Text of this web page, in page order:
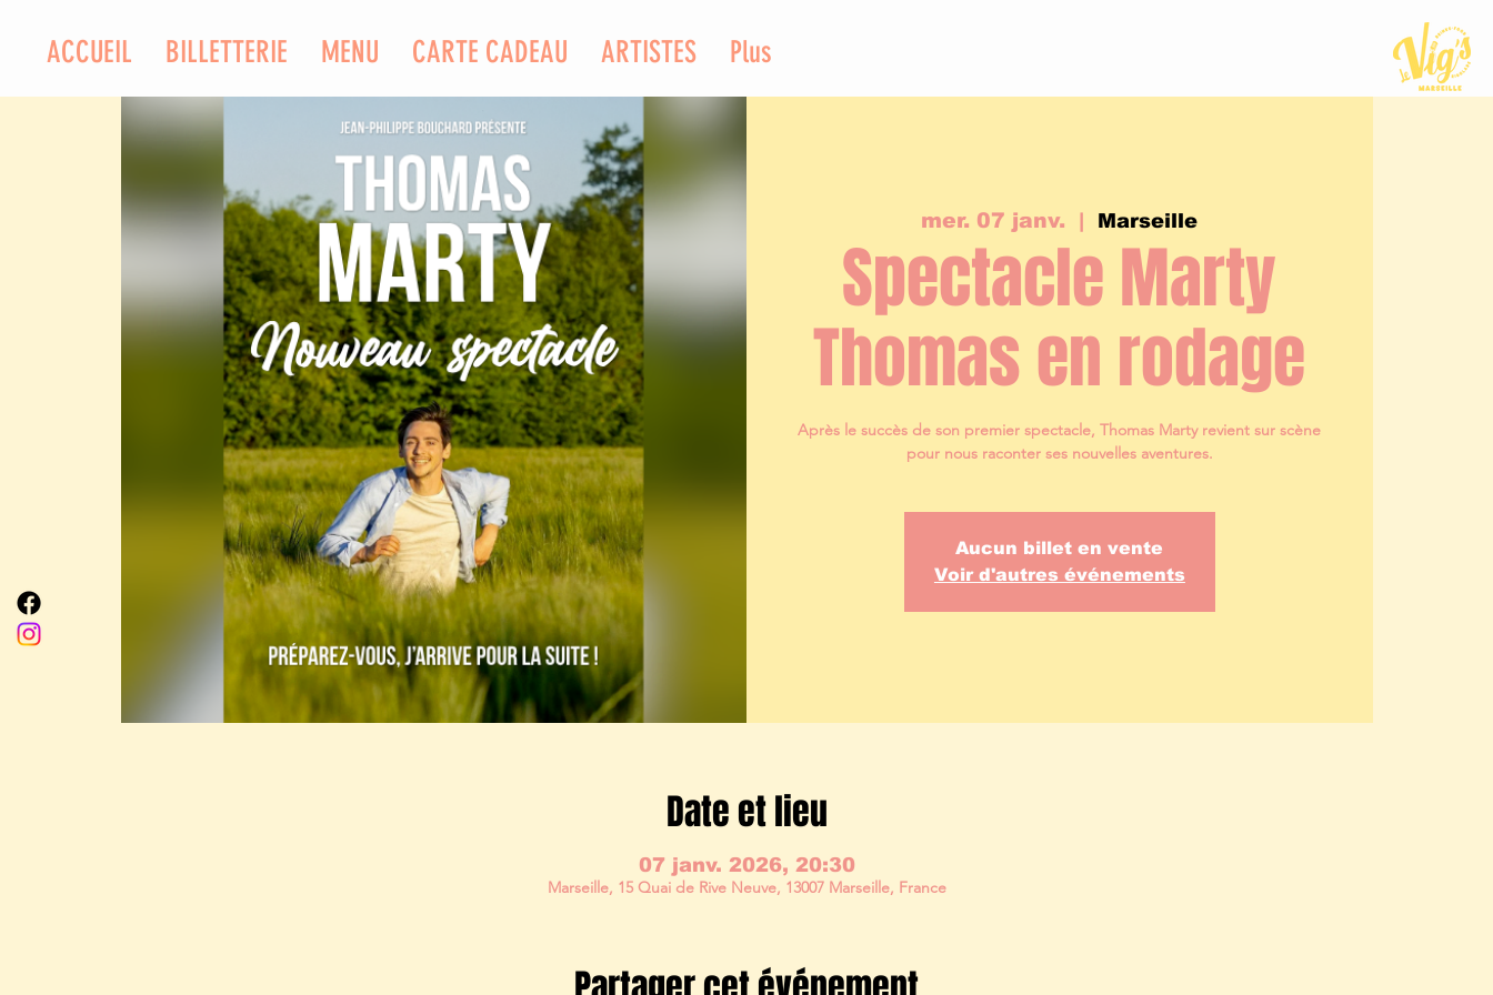
ACCUEIL BILLETTERIE MENU CARTE CADEAU ARTISTES Plus
mer. 07 janv.
  |
Marseille
Spectacle Marty
Thomas en rodage
Après le succès de son premier spectacle, Thomas Marty revient sur scène
pour nous raconter ses nouvelles aventures.
Aucun billet en vente
Voir d'autres événements
Date et lieu
07 janv. 2026, 20:30
Marseille, 15 Quai de Rive Neuve, 13007 Marseille, France